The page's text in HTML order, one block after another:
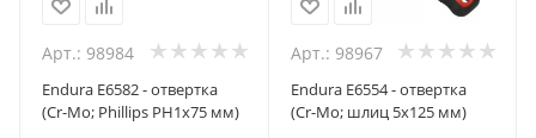
Арт.: 98984
Endura E6582 - отвертка
(Cr-Mo; Phillips PH1x75 мм)
Арт.: 98967
Endura E6554 - отвертка
(Cr-Mo; шлиц 5x125 мм)